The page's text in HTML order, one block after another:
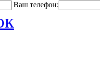
Ваш телефон: